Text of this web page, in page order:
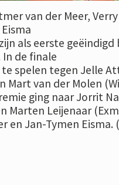
van der Meer,
als eerste
In de finale
spelen tegen Jelle
Mart van der Molen
ging naar Jorrit
Marten Leijenaar
en Jan-Tymen Eisma.